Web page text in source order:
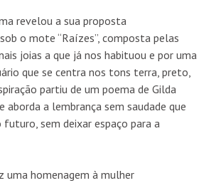
revelou a sua proposta
o mote “Raízes”, composta pelas
joias a que já nos habituou e por uma
que se centra nos tons terra, preto,
partiu de um poema de Gilda
aborda a lembrança sem saudade que
sem deixar espaço para a
uma homenagem à mulher